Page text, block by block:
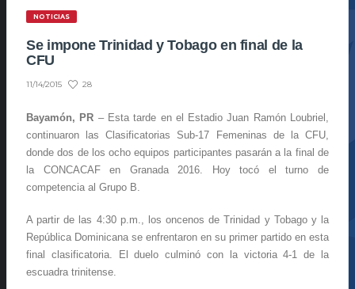
NOTICIAS
Se impone Trinidad y Tobago en final de la
CFU
11/14/2015 28
Bayamón, PR – Esta tarde en el Estadio Juan Ramón Loubriel,
continuaron las Clasificatorias Sub-17 Femeninas de la CFU,
donde dos de los ocho equipos participantes pasarán a la final de
la CONCACAF en Granada 2016. Hoy tocó el turno de
competencia al Grupo B.
A partir de las 4:30 p.m., los oncenos de Trinidad y Tobago y la
República Dominicana se enfrentaron en su primer partido en esta
final clasificatoria. El duelo culminó con la victoria 4-1 de la
escuadra trinitense.